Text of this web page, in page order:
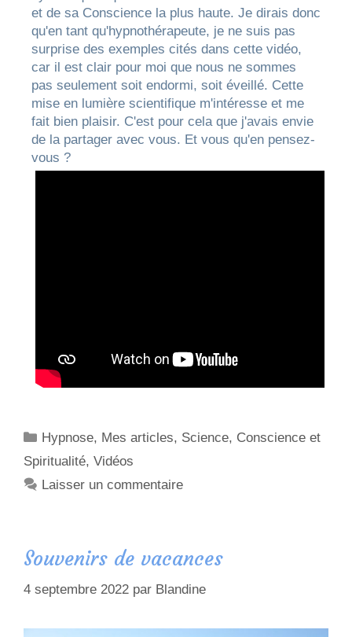
et de sa Conscience la plus haute. Je dirais donc
qu'en tant qu'hypnothérapeute, je ne suis pas
surprise des exemples cités dans cette vidéo,
car il est clair pour moi que nous ne sommes
pas seulement soit endormi, soit éveillé. Cette
mise en lumière scientifique m'intéresse et me
fait bien plaisir. C'est pour cela que j'avais envie
de la partager avec vous. Et vous qu'en pensez-
vous ?
Hypnose, Mes articles, Science, Conscience et
Spiritualité, Vidéos
Laisser un commentaire
Souvenirs de vacances
4 septembre 2022 par Blandine